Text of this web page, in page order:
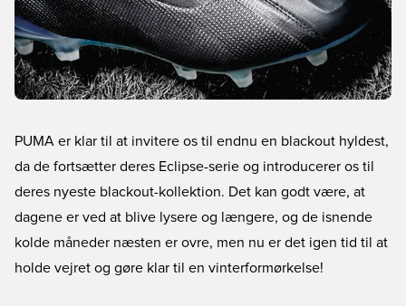
PUMA er klar til at invitere os til endnu en blackout hyldest,
da de fortsætter deres Eclipse-serie og introducerer os til
deres nyeste blackout-kollektion. Det kan godt være, at
dagene er ved at blive lysere og længere, og de isnende
kolde måneder næsten er ovre, men nu er det igen tid til at
holde vejret og gøre klar til en vinterformørkelse!